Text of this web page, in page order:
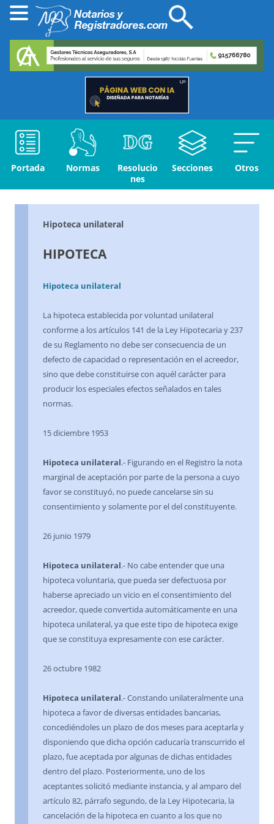
Portada Normas
Resolucio
nes
Secciones Otros
Hipoteca unilateral
HIPOTECA
Hipoteca unilateral
La hipoteca establecida por voluntad unilateral
conforme a los artículos 141 de la Ley Hipotecaria y 237
de su Reglamento no debe ser consecuencia de un
defecto de capacidad o representación en el acreedor,
sino que debe constituirse con aquél carácter para
producir los especiales efectos señalados en tales
normas.
15 diciembre 1953
Hipoteca unilateral.- Figurando en el Registro la nota
marginal de aceptación por parte de la persona a cuyo
favor se constituyó, no puede cancelarse sin su
consentimiento y solamente por el del constituyente.
26 junio 1979
Hipoteca unilateral.- No cabe entender que una
hipoteca voluntaria, que pueda ser defectuosa por
haberse apreciado un vicio en el consentimiento del
acreedor, quede convertida automáticamente en una
hipoteca unilateral, ya que este tipo de hipoteca exige
que se constituya expresamente con ese carácter.
26 octubre 1982
Hipoteca unilateral.- Constando unilateralmente una
hipoteca a favor de diversas entidades bancarias,
concediéndoles un plazo de dos meses para aceptarla y
disponiendo que dicha opción caducaría transcurrido el
plazo, fue aceptada por algunas de dichas entidades
dentro del plazo. Posteriormente, uno de los
aceptantes solicitó mediante instancia, y al amparo del
artículo 82, párrafo segundo, de la Ley Hipotecaria, la
cancelación de la hipoteca en cuanto a los que no